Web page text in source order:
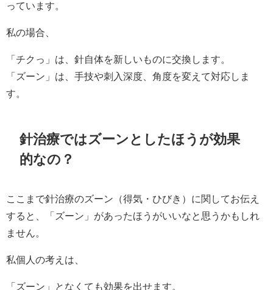
っています。
私の場合、
「チクっ」は、針自体を新しいものに交換します。
「ズーン」は、手技や刺入深度、角度を変えて対応しま
す。
針治療ではズーンとしたほうが効果
的なの？
ここまで針治療のズーン（得気・ひびき）に関してお伝え
すると、「ズーン」があったほうがいいなと思うかもしれ
ません。
私個人の考えは、
「ズーン」となくても効果を出せます。